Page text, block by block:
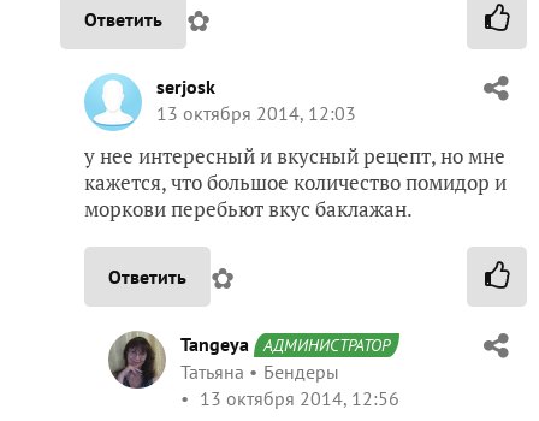
Ответить ✿
serjosk
13 октября 2014, 12:03
у нее интересный и вкусный рецепт, но мне
кажется, что большое количество помидор и
моркови перебьют вкус баклажан.
Ответить ✿
Tangeya АДМИНИСТРАТОР
Татьяна
Бендеры
13 октября 2014, 12:56